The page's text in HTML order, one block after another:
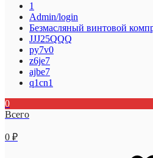
1
Admin/login
Безмасляный винтовой
JJJ25QQQ
py7v0
z6je7
ajbe7
q1cn1
0
Всего
0 ₽